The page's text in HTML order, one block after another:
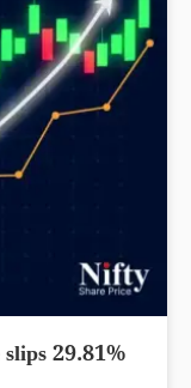
29.81%